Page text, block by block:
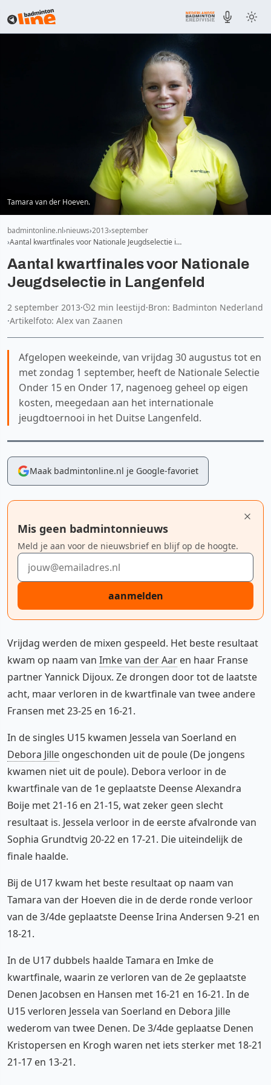
Tamara van der Hoeven.
badmintonline.nl nieuws 2013 september
Aantal kwartfinales voor Nationale Jeugdselectie i…
Aantal kwartfinales voor Nationale
Jeugdselectie in Langenfeld
2 september 2013· 2 min leestijd·Bron: Badminton Nederland
·Artikelfoto: Alex van Zaanen
Afgelopen weekeinde, van vrijdag 30 augustus tot en
met zondag 1 september, heeft de Nationale Selectie
Onder 15 en Onder 17, nagenoeg geheel op eigen
kosten, meegedaan aan het internationale
jeugdtoernooi in het Duitse Langenfeld.
Maak badmintonline.nl je Google-favoriet
Mis geen badmintonnieuws
Meld je aan voor de nieuwsbrief en blijf op de hoogte.
E-mailadres
aanmelden
Vrijdag werden de mixen gespeeld. Het beste resultaat
kwam op naam van Imke van der Aar en haar Franse
partner Yannick Dijoux. Ze drongen door tot de laatste
acht, maar verloren in de kwartfinale van twee andere
Fransen met 23-25 en 16-21.
In de singles U15 kwamen Jessela van Soerland en
Debora Jille ongeschonden uit de poule (De jongens
kwamen niet uit de poule). Debora verloor in de
kwartfinale van de 1e geplaatste Deense Alexandra
Boije met 21-16 en 21-15, wat zeker geen slecht
resultaat is. Jessela verloor in de eerste afvalronde van
Sophia Grundtvig 20-22 en 17-21. Die uiteindelijk de
finale haalde.
Bij de U17 kwam het beste resultaat op naam van
Tamara van der Hoeven die in de derde ronde verloor
van de 3/4de geplaatste Deense Irina Andersen 9-21 en
18-21.
In de U17 dubbels haalde Tamara en Imke de
kwartfinale, waarin ze verloren van de 2e geplaatste
Denen Jacobsen en Hansen met 16-21 en 16-21. In de
U15 verloren Jessela van Soerland en Debora Jille
wederom van twee Denen. De 3/4de geplaatse Denen
Kristopersen en Krogh waren net iets sterker met 18-21
21-17 en 13-21.